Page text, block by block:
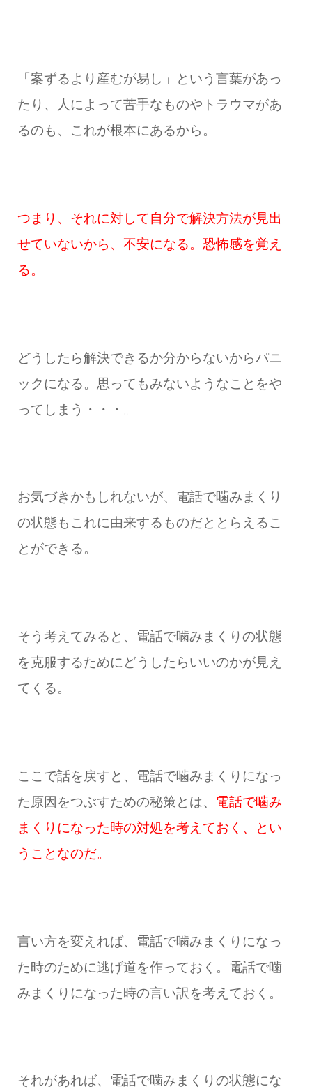
「案ずるより産むが易し」という言葉があっ
たり、人によって苦手なものやトラウマがあ
るのも、これが根本にあるから。
つまり、それに対して自分で解決方法が見出
せていないから、不安になる。恐怖感を覚え
る。
どうしたら解決できるか分からないからパニ
ックになる。思ってもみないようなことをや
ってしまう・・・。
お気づきかもしれないが、電話で噛みまくり
の状態もこれに由来するものだととらえるこ
とができる。
そう考えてみると、電話で噛みまくりの状態
を克服するためにどうしたらいいのかが見え
てくる。
ここで話を戻すと、電話で噛みまくりになっ
た原因をつぶすための秘策とは、
電話で噛み
まくりになった時の対処を考えておく、とい
うことなのだ。
言い方を変えれば、電話で噛みまくりになっ
た時のために逃げ道を作っておく。電話で噛
みまくりになった時の言い訳を考えておく。
それがあれば、電話で噛みまくりの状態にな